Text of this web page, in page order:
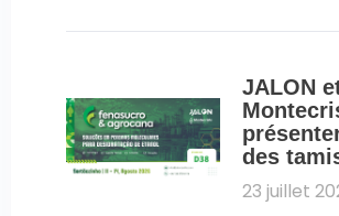
RSE
JALON
des
destinés
23 juillet